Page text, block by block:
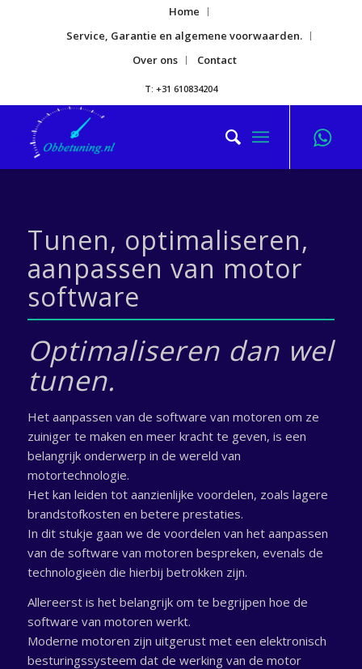
Home
Service, Garantie en algemene voorwaarden.
Over ons
Contact
T: +31 610834204
Tunen, optimaliseren,
aanpassen van motor
software
Optimaliseren dan wel
tunen.
Het aanpassen van de software van motoren om ze
zuiniger te maken en meer kracht te geven, is een
belangrijk onderwerp in de wereld van
motortechnologie.
Het kan leiden tot aanzienlijke voordelen, zoals lagere
brandstofkosten en betere prestaties.
In dit stukje gaan we de voordelen van het aanpassen
van de software van motoren bespreken, evenals de
technologieën die hierbij betrokken zijn.
Allereerst is het belangrijk om te begrijpen hoe de
software van motoren werkt.
Moderne motoren zijn uitgerust met een elektronisch
besturingssysteem dat de werking van de motor